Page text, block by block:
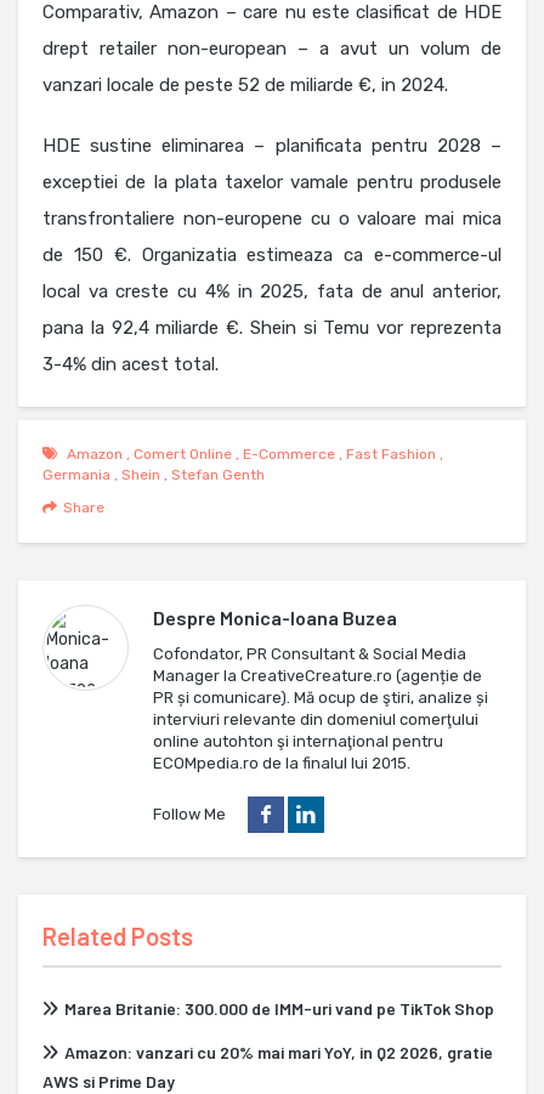
Comparativ, Amazon – care nu este clasificat de HDE
drept retailer non-european – a avut un volum de
vanzari locale de peste 52 de miliarde €, in 2024.
HDE sustine eliminarea – planificata pentru 2028 –
exceptiei de la plata taxelor vamale pentru produsele
transfrontaliere non-europene cu o valoare mai mica
de 150 €. Organizatia estimeaza ca e-commerce-ul
local va creste cu 4% in 2025, fata de anul anterior,
pana la 92,4 miliarde €. Shein si Temu vor reprezenta
3-4% din acest total.
Amazon , Comert Online , E-Commerce , Fast Fashion ,
Germania , Shein , Stefan Genth
Share
Despre Monica-Ioana Buzea
Cofondator, PR Consultant & Social Media
Manager la CreativeCreature.ro (agenție de
PR și comunicare). Mă ocup de ştiri, analize și
interviuri relevante din domeniul comerţului
online autohton şi internaţional pentru
ECOMpedia.ro de la finalul lui 2015.
Follow Me
Related Posts
Marea Britanie: 300.000 de IMM-uri vand pe TikTok Shop
Amazon: vanzari cu 20% mai mari YoY, in Q2 2026, gratie
AWS si Prime Day